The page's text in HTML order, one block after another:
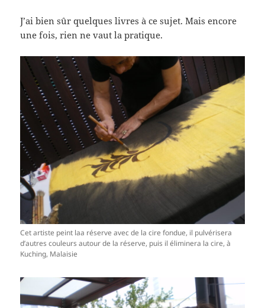
J’ai bien sûr quelques livres à ce sujet. Mais encore
une fois, rien ne vaut la pratique.
Cet artiste peint laa réserve avec de la cire fondue, il pulvérisera
d’autres couleurs autour de la réserve, puis il éliminera la cire, à
Kuching, Malaisie